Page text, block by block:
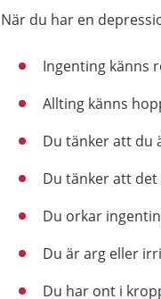
När du har en
Ingenting känns
Allting känns
Du tänker att du
Du tänker att
Du orkar
Du är arg eller
Du har ont i